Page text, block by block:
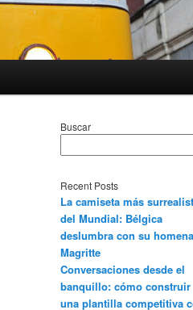
Buscar
Recent Posts
La camiseta más
del Mundial: Bélgica
deslumbra con su
Magritte
Conversaciones desde el
banquillo: cómo construir
una plantilla competitiva